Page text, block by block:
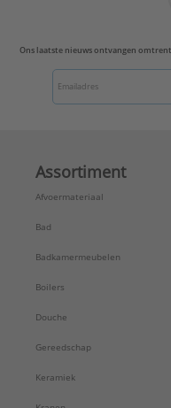
Ons laatste nieuws ontvangen
Assortiment
Afvoermateriaal
Bad
Badkamermeubelen
Boilers
Douche
Gereedschap
Keramiek